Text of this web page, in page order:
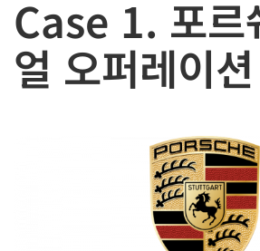
Case 1. 포르
얼 오퍼레이